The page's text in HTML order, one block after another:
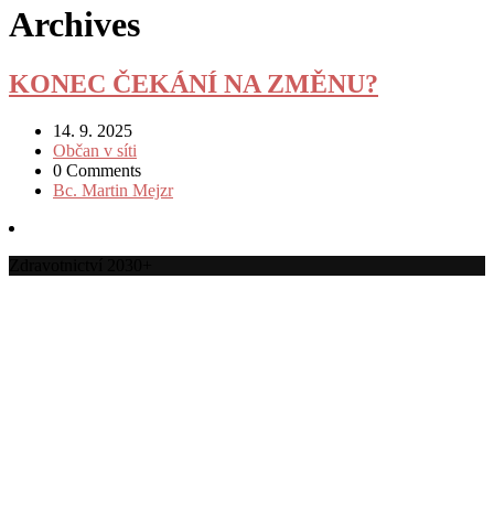
Archives
KONEC ČEKÁNÍ NA ZMĚNU?
14. 9. 2025
Občan v síti
0 Comments
Bc. Martin Mejzr